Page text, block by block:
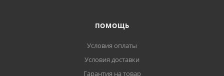
ПОМОЩЬ
Условия оплаты
Условия доставки
Гарантия на товар